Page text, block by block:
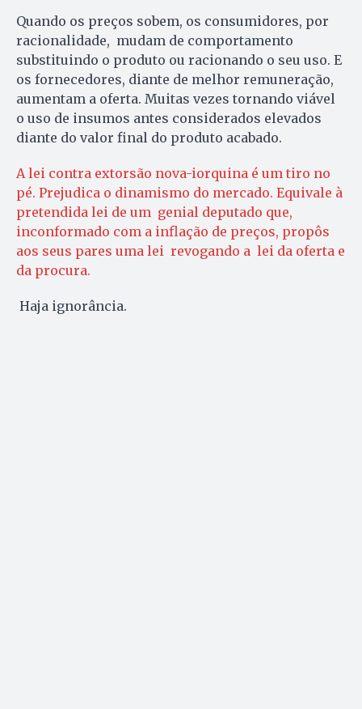
Quando os preços sobem, os consumidores, por
racionalidade, mudam de comportamento
substituindo o produto ou racionando o seu uso. E
os fornecedores, diante de melhor remuneração,
aumentam a oferta. Muitas vezes tornando viável
o uso de insumos antes considerados elevados
diante do valor final do produto acabado.
A lei contra extorsão nova-iorquina é um tiro no
pé. Prejudica o dinamismo do mercado. Equivale à
pretendida lei de um genial deputado que,
inconformado com a inflação de preços, propôs
aos seus pares uma lei revogando a lei da oferta e
da procura.
Haja ignorância.